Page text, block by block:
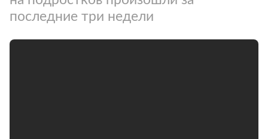
последние три недели